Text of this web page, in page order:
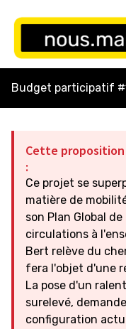
Budget participatif
Cette
:
Ce projet se
matière de
son Plan Global
circulations à
Bert relève du
fera l'objet d'une
La pose d'un
surelevé,
configuration